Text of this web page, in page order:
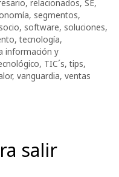
, relacionados, SE,
, segmentos,
socio, software, soluciones,
,tecnología,
información y
, TIC´s,tips,
, vanguardia, ventas
salir